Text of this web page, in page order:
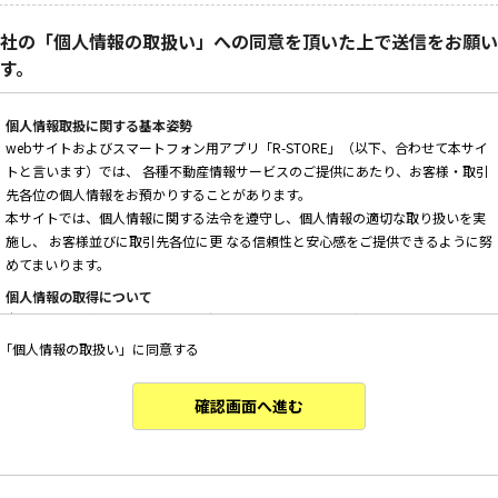
の「個人情報の取扱い」への同意を頂いた上で送信をお願
。
個人情報取扱に関する基本姿勢
webサイトおよびスマートフォン用アプリ「R-STORE」（以下、合わせて本サイ
トと言います）では、 各種不動産情報サービスのご提供にあたり、お客様・取引
先各位の個人情報をお預かりすることがあります。
本サイトでは、個人情報に関する法令を遵守し、個人情報の適切な取り扱いを実
施し、 お客様並びに取引先各位に更 なる信頼性と安心感をご提供できるように努
めてまいります。
個人情報の取得について
本サイトは、偽りその他不正の手段によらず適正に個人情報を取得いたします。
個人情報の利用について
・ 本サイトへのお問い合わせ、ご相談、お見積り依頼他、お客様からのご連絡の
「個人情報の取扱い」に同意する
確認画面へ進む